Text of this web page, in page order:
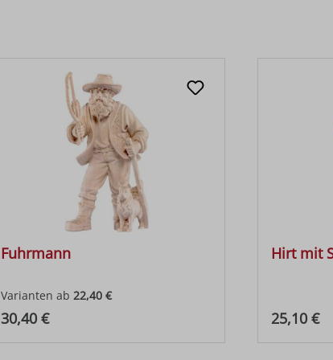
Fuhrmann
Varianten ab 22,40 €
Regulärer Preis:
30,40 €
Hirt mit
25,10 €